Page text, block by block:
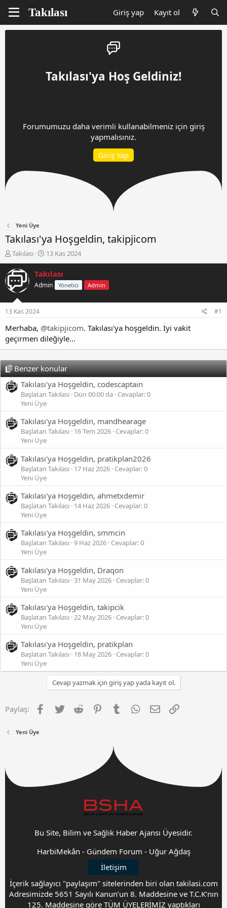
Giriş yap Kayıt ol
Takılası'ya Hoş Geldiniz!
Forumumuzu daha verimli kullanabilmeniz için giriş
yapmalısınız.
Giriş Yap
Yeni Üye
Takılası'ya Hoşgeldin, takipjicom
K
o
n
b
u
y
u
a
l
t
a
n
Takılası
B
a
ş
a
ç
t
a
i
h
i
13 Kas 2024
Takılası
Admin Yönetici Admin
13 Kas 2024 #1
Merhaba, @takipjicom. Takılası'ya hoşgeldin. İyi vakit
geçirmen dileğiyle...
Benzer konular
Takılası'ya Hoşgeldin, codescaptain
Başlatan Takılası Dün 00:00 da Cevaplar: 0
Yeni Üye
Takılası'ya Hoşgeldin, mandhearage
Başlatan Takılası 16 Tem 2026 Cevaplar: 0
Yeni Üye
Takılası'ya Hoşgeldin, pratikplan2026
Başlatan Takılası 17 Haz 2026 Cevaplar: 0
Yeni Üye
Takılası'ya Hoşgeldin, ahmetxdemir
Başlatan Takılası 14 Haz 2026 Cevaplar: 0
Yeni Üye
Takılası'ya Hoşgeldin, smmcin
Başlatan Takılası 9 Haz 2026 Cevaplar: 0
Yeni Üye
Takılası'ya Hoşgeldin, Draqon
Başlatan Takılası 31 May 2026 Cevaplar: 0
Yeni Üye
Takılası'ya Hoşgeldin, takipcik
Başlatan Takılası 22 May 2026 Cevaplar: 0
Yeni Üye
Takılası'ya Hoşgeldin, pratikplan
Başlatan Takılası 18 May 2026 Cevaplar: 0
Yeni Üye
Cevap yazmak için giriş yap yada kayıt ol.
Paylaş: Facebook
Twitter Reddit PinterestTumblr WhatsApp
E-posta
Yeni Üye
Bu Site, Bilim ve Sağlık Haber Ajansı Üyesidir.
HarbiMekân - Gündem Forum - Uğur Ağdaş
İletişim
İçerik sağlayıcı "paylaşım" sitelerinden biri olan takilasi.com
Adresimizde 5651 Sayılı Kanun’un 8. Maddesine ve T.C.K’nın
125. Maddesine göre TÜM ÜYELERİMİZ yaptıkları